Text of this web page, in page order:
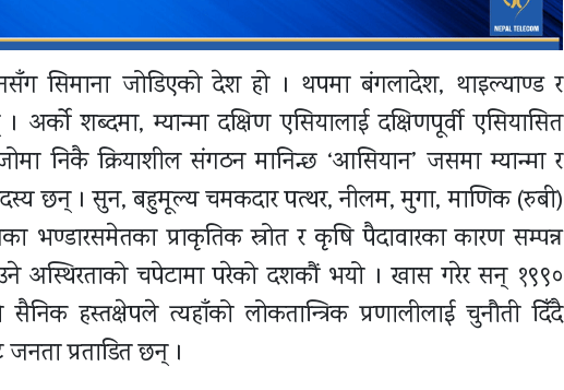
सिमाना जोडिएको देश हो । थपमा बंगलादेश, थाइल्याण्ड र
शब्दमा, म्यान्मा दक्षिण एसियालाई दक्षिणपूर्वी एसियासित
निकै क्रियाशील संगठन मानिन्छ ‘आसियान’ जसमा म्यान्मा र
छन् । सुन, बहुमूल्य चमकदार पत्थर, नीलम, मुगा, माणिक (रुबी)
प्राकृतिक स्रोत र कृषि पैदावारका कारण सम्पन्न
अस्थिरताको चपेटामा परेको दशकौं भयो । खास गरेर सन् १९९०
हस्तक्षेपले त्यहाँको लोकतान्त्रिक प्रणालीलाई चुनौती दिँदै
प्रताडित छन् ।